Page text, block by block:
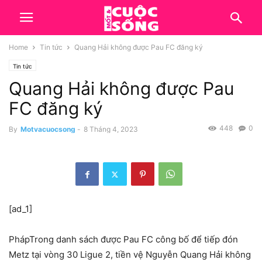
Home Tin tức Quang Hải không được Pau FC đăng ký
Tin tức
Quang Hải không được Pau
FC đăng ký
By Motvacuocsong - 8 Tháng 4, 2023 0
448
[ad_1]
PhápTrong danh sách được Pau FC công bố để tiếp đón
Metz tại vòng 30 Ligue 2, tiền vệ Nguyễn Quang Hải không